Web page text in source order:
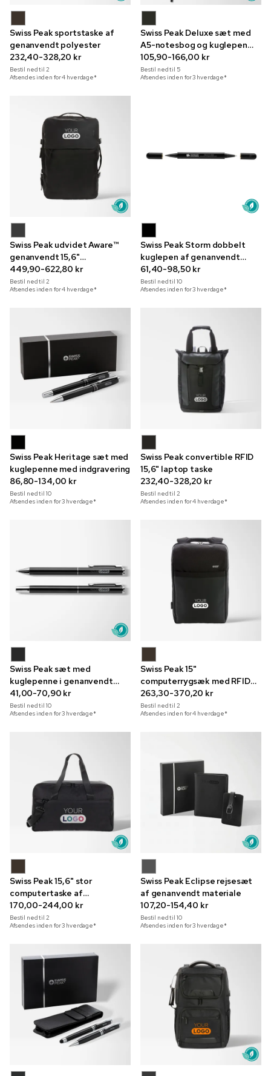
Swiss Peak sportstaske af
genanvendt polyester
232,40-328,20 kr
Bestil ned til 2
Afsendes inden for 4 hverdage*
Swiss Peak Deluxe sæt med
A5-notesbog og kuglepen
med indgravering
105,90-166,00 kr
Bestil ned til 5
Afsendes inden for 3 hverdage*
Swiss Peak udvidet Aware™
genanvendt 15,6"
computertaske
449,90-622,80 kr
Bestil ned til 2
Afsendes inden for 4 hverdage*
Swiss Peak Storm dobbelt
kuglepen af genanvendt
aluminium
61,40-98,50 kr
Bestil ned til 10
Afsendes inden for 3 hverdage*
Swiss Peak Heritage sæt med
kuglepenne med indgravering
86,80-134,00 kr
Bestil ned til 10
Afsendes inden for 3 hverdage*
Swiss Peak convertible RFID
15,6" laptop taske
232,40-328,20 kr
Bestil ned til 2
Afsendes inden for 4 hverdage*
Swiss Peak sæt med
kuglepenne i genanvendt
cedertræ med indgravering
41,00-70,90 kr
Bestil ned til 10
Afsendes inden for 3 hverdage*
Swiss Peak 15"
computerrygsæk med RFID
og USB
263,30-370,20 kr
Bestil ned til 2
Afsendes inden for 4 hverdage*
Swiss Peak 15,6" stor
computertaske af
genanvendt polyester
170,00-244,00 kr
Bestil ned til 2
Afsendes inden for 3 hverdage*
Swiss Peak Eclipse rejsesæt
af genanvendt materiale
107,20-154,40 kr
Bestil ned til 10
Afsendes inden for 3 hverdage*